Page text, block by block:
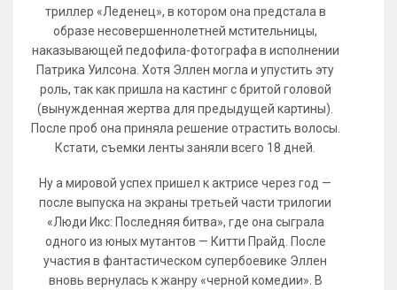
триллер «Леденец», в котором она предстала в
образе несовершеннолетней мстительницы,
наказывающей педофила-фотографа в исполнении
Патрика Уилсона. Хотя Эллен могла и упустить эту
роль, так как пришла на кастинг с бритой головой
(вынужденная жертва для предыдущей картины).
После проб она приняла решение отрастить волосы.
Кстати, съемки ленты заняли всего 18 дней.
Ну а мировой успех пришел к актрисе через год —
после выпуска на экраны третьей части трилогии
«Люди Икс: Последняя битва», где она сыграла
одного из юных мутантов — Китти Прайд. После
участия в фантастическом супербоевике Эллен
вновь вернулась к жанру «черной комедии». В